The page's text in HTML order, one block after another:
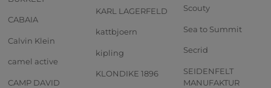
CABAIA
Calvin Klein
camel active
CAMP DAVID
KARL LAGERFELD
kattbjoern
kipling
KLONDIKE 1896
Scouty
Sea to Summit
Secrid
SEIDENFELT
MANUFAKTUR